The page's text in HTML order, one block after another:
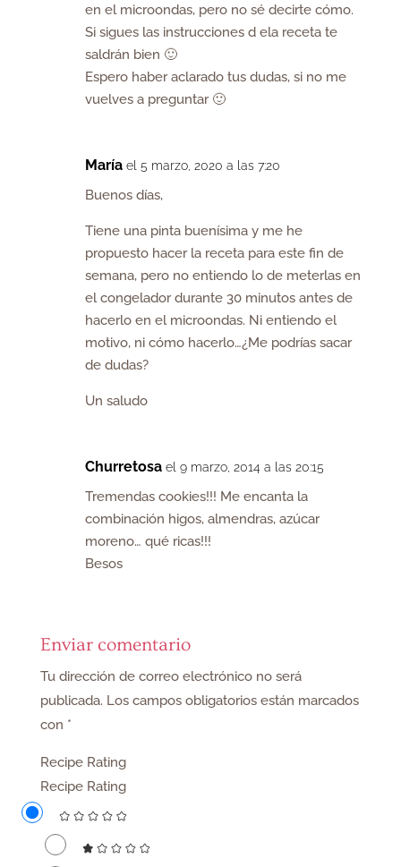
en el microondas, pero no sé decirte cómo.
Si sigues las instrucciones d ela receta te
saldrán bien 🙂
Espero haber aclarado tus dudas, si no me
vuelves a preguntar 🙂
María el 5 marzo, 2020 a las 7:20
Buenos días,
Tiene una pinta buenísima y me he
propuesto hacer la receta para este fin de
semana, pero no entiendo lo de meterlas en
el congelador durante 30 minutos antes de
hacerlo en el microondas. Ni entiendo el
motivo, ni cómo hacerlo…¿Me podrías sacar
de dudas?
Un saludo
Churretosa el 9 marzo, 2014 a las 20:15
Tremendas cookies!!! Me encanta la
combinación higos, almendras, azúcar
moreno… qué ricas!!!
Besos
Enviar comentario
Tu dirección de correo electrónico no será
publicada. Los campos obligatorios están marcados
con *
Recipe Rating
Recipe Rating